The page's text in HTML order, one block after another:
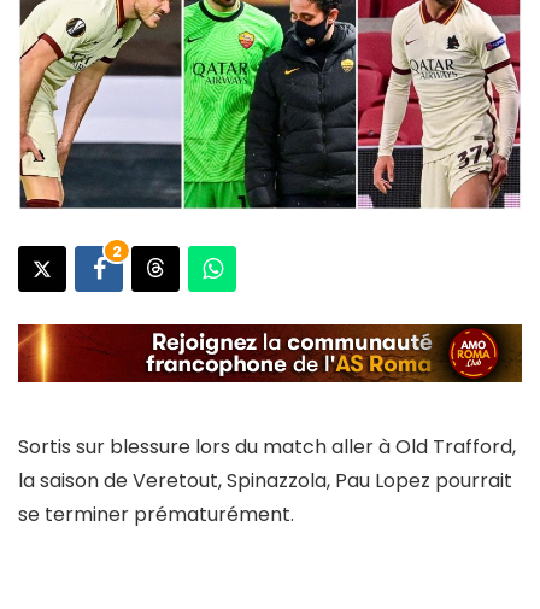
2
Sortis sur blessure lors du match aller à Old Trafford,
la saison de Veretout, Spinazzola, Pau Lopez pourrait
se terminer prématurément.